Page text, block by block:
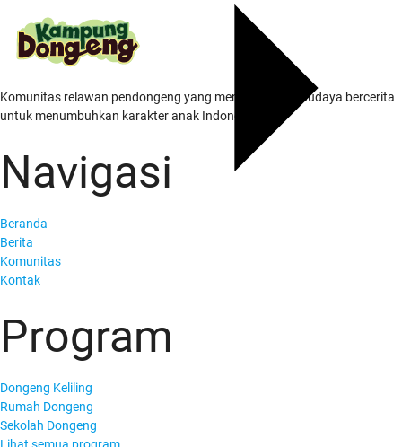
Tentang Kami
Komunitas relawan pendongeng yang menghidupkan budaya bercerita
untuk menumbuhkan karakter anak Indonesia.
Navigasi
Beranda
Berita
Komunitas
Kontak
Program
Dongeng Keliling
Rumah Dongeng
Sekolah Dongeng
Lihat semua program